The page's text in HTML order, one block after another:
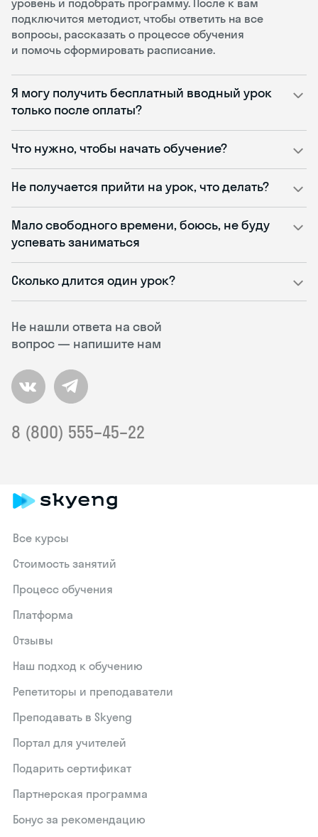
Не нашли ответа на свой
вопрос — напишите нам
8 (800) 555–45–22
уровень и подобрать программу. После к вам
подключится методист, чтобы ответить на все
вопросы, рассказать о процессе обучения
и помочь сформировать расписание.
Я могу получить бесплатный вводный урок
только после оплаты?
Что нужно, чтобы начать обучение?
Не получается прийти на урок, что делать?
Мало свободного времени, боюсь, не буду
успевать заниматься
Сколько длится один урок?
Все курсы
Стоимость занятий
Процесс обучения
Платформа
Отзывы
Наш подход к обучению
Репетиторы и преподаватели
Преподавать в Skyeng
Портал для учителей
Подарить сертификат
Партнерская программа
Бонус за рекомендацию